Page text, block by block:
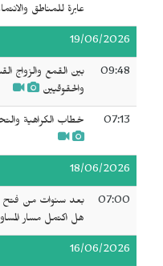
عابرة للمناطق
19/06/2026
09:48
بين القمع والزواج
والحقوقيين
07:13 خطاب الكراهية
18/06/2026
07:00
بعد سنوات من فتح
هل اكتمل مسار
16/06/2026